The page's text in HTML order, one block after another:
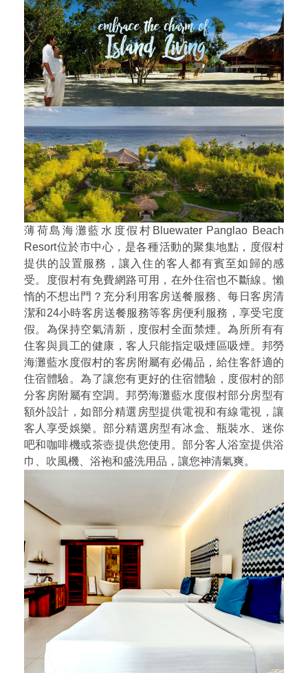
薄荷島海灘藍水度假村Bluewater Panglao Beach
Resort位於市中心，是各種活動的聚集地點，度假村
提供的設置服務，讓入住的客人都有賓至如歸的感
受。度假村有免費網路可用，在外住宿也不斷線。懶
惰的不想出門？充分利用客房送餐服務、每日客房清
潔和24小時客房送餐服務等客房便利服務，享受宅度
假。為保持空氣清新，度假村全面禁煙。為所所有有
住客與員工的健康，客人只能指定吸煙區吸煙。邦勞
海灘藍水度假村的客房附屬有必備品，給住客舒適的
住宿體驗。為了讓您有更好的住宿體驗，度假村的部
分客房附屬有空調。邦勞海灘藍水度假村部分房型有
額外設計，如部分精選房型提供電視和有線電視，讓
客人享受娛樂。部分精選房型有冰盒、瓶裝水、迷你
吧和咖啡機或茶壺提供您使用。部分客人浴室提供浴
巾、吹風機、浴袍和盛洗用品，讓您神清氣爽。